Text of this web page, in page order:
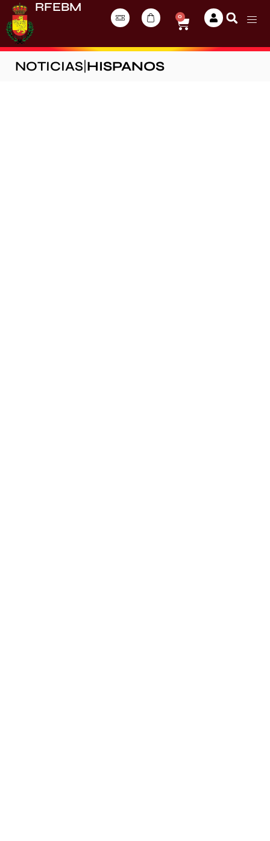
RFEBM
0
NOTICIAS HISPANOS